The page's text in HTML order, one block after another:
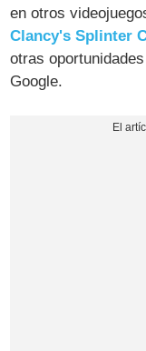
en otros
Clancy's Splinter
otras
Google.